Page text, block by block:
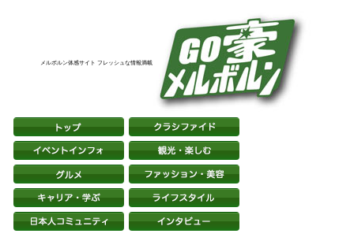
メルボルン体感サイト フレッシュな情報満載